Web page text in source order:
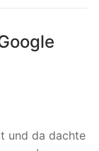
und da dachte